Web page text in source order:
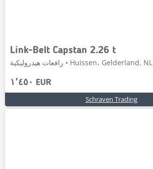
Link-Belt Capstan 2.26 t
رافعات هيدروليكية • Huissen، Gelderland, NL
١٬٤٥٠ EUR
Schraven Trading